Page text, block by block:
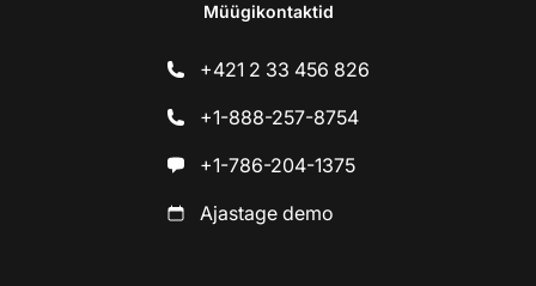
Müügikontaktid
+421 2 33 456 826
+1-888-257-8754
+1-786-204-1375
Ajastage demo